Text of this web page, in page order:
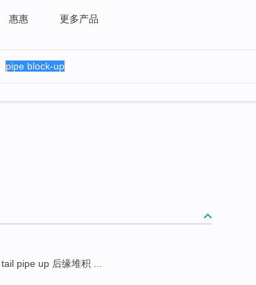
惠惠 更多产品
tail pipe up 后缘堆积 ...